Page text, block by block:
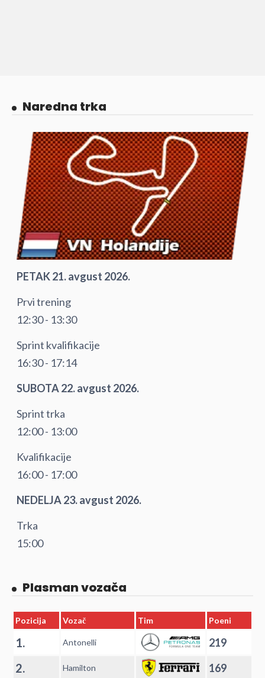
Naredna trka
PETAK 21. avgust 2026.
Prvi trening
12:30 - 13:30
Sprint kvalifikacije
16:30 - 17:14
SUBOTA 22. avgust 2026.
Sprint trka
12:00 - 13:00
Kvalifikacije
16:00 - 17:00
NEDELJA 23. avgust 2026.
Trka
15:00
Plasman vozača
Pozicija Vozač Tim Poeni
1. Antonelli 219
2. Hamilton 169